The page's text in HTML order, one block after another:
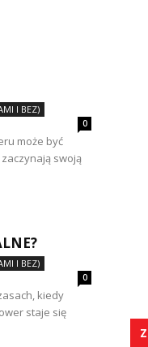
I BEZ)
0
może być
swoją
I BEZ)
0
kiedy
staje się